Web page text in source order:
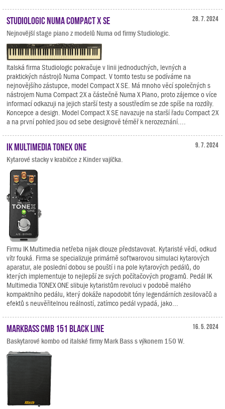
28. 7. 2024
Studiologic Numa Compact X SE
Nejnovější stage piano z modelů Numa od firmy Studiologic.
Italská firma Studiologic pokračuje v linii jednoduchých, levných a
praktických nástrojů Numa Compact. V tomto testu se podíváme na
nejnovějšího zástupce, model Compact X SE. Má mnoho věcí společných s
nástrojem Numa Compact 2X a částečně Numa X Piano, proto zájemce o více
informací odkazuji na jejich starší testy a soustředím se zde spíše na rozdíly.
Koncepce a design. Model Compact X SE navazuje na starší řadu Compact 2X
a na první pohled jsou od sebe designově téměř k nerozeznání....
9. 7. 2024
IK Multimedia TONEX ONE
Kytarové stacky v krabičce z Kinder vajíčka.
Firmu IK Multimedia netřeba nijak dlouze představovat. Kytaristé vědí, odkud
vítr fouká. Firma se specializuje primárně softwarovou simulaci kytarových
aparatur, ale poslední dobou se pouští i na pole kytarových pedálů, do
kterých implementuje to nejlepší ze svých počítačových programů. Pedál IK
Multimedia TONEX ONE slibuje kytaristům revoluci v podobě malého
kompaktního pedálu, který dokáže napodobit tóny legendárních zesilovačů a
efektů s neuvěřitelnou reálností, zatímco pedál vypadá, jako...
16. 5. 2024
Markbass CMB 151 Black Line
Baskytarové kombo od italské firmy Mark Bass s výkonem 150 W.